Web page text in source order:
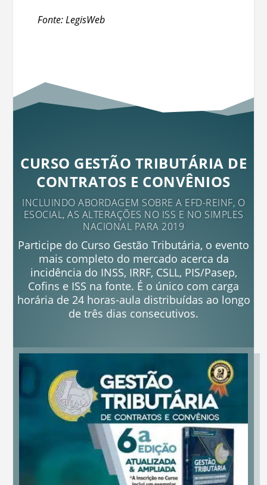
Fonte: LegisWeb
CURSO GESTÃO TRIBUTÁRIA DE
CONTRATOS E CONVÊNIOS
INCLUINDO ABORDAGEM SOBRE A EFD-REINF, O
ESOCIAL, AS ALTERAÇÕES NO ISS E NO SIMPLES
NACIONAL PARA 2019
Participe do Curso Gestão Tributária, o evento
mais completo do mercado acerca da
incidência do INSS, IRRF, CSLL, PIS/Pasep,
Cofins e ISS na fonte. É o único com carga
horária de 24 horas-aula distribuídas ao longo
de três dias consecutivos.